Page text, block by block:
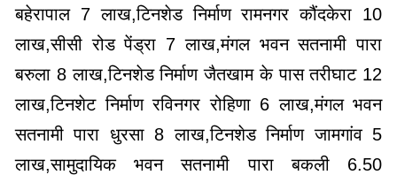
बहेरापाल 7 लाख,टिनशेड निर्माण रामनगर कौंदकेरा 10
लाख,सीसी रोड पेंड्रा 7 लाख,मंगल भवन सतनामी पारा
बरुला 8 लाख,टिनशेड निर्माण जैतखाम के पास तरीघाट 12
लाख,टिनशेट निर्माण रविनगर रोहिणा 6 लाख,मंगल भवन
सतनामी पारा धुरसा 8 लाख,टिनशेड निर्माण जामगांव 5
लाख,सामुदायिक भवन सतनामी पारा बकली 6.50